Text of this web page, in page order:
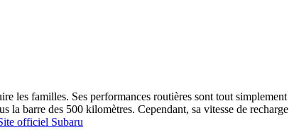
les familles. Ses performances routières sont tout simplement
la barre des 500 kilomètres. Cependant, sa vitesse de recharge
officiel Subaru